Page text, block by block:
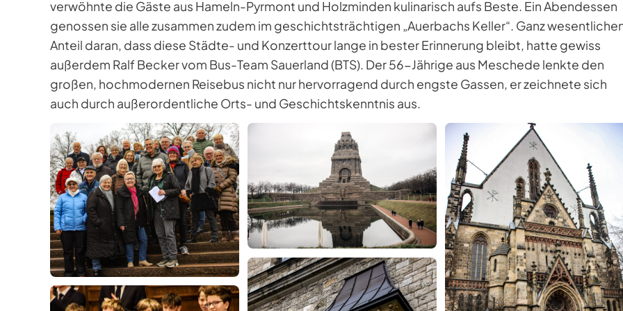
verwöhnte die Gäste aus Hameln-Pyrmont und Holzminden kulinarisch aufs Beste. Ein Abendessen
genossen sie alle zusammen zudem im geschichtsträchtigen „Auerbachs Keller“. Ganz
Anteil daran, dass diese Städte- und Konzerttour lange in bester Erinnerung bleibt, hatte gewiss
außerdem Ralf Becker vom Bus-Team Sauerland (BTS). Der 56-Jährige aus Meschede lenkte den
großen, hochmodernen Reisebus nicht nur hervorragend durch engste Gassen, er zeichnete sich
auch durch außerordentliche Orts- und Geschichtskenntnis aus.